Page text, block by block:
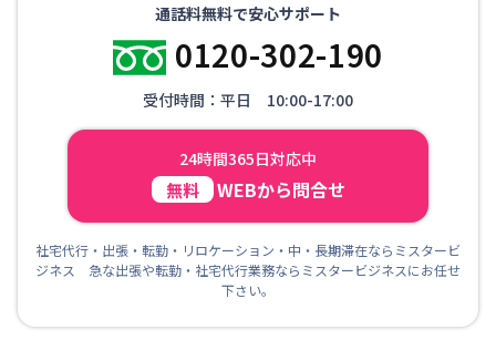
通話料無料で安心サポート
0120-302-190
受付時間：平日 10:00-17:00
24時間365日対応中
無料 WEBから問合せ
社宅代行・出張・転勤・リロケーション・中・長期滞在ならミスタービ
ジネス 急な出張や転勤・社宅代行業務ならミスタービジネスにお任せ
下さい。